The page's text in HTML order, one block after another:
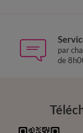
par
de